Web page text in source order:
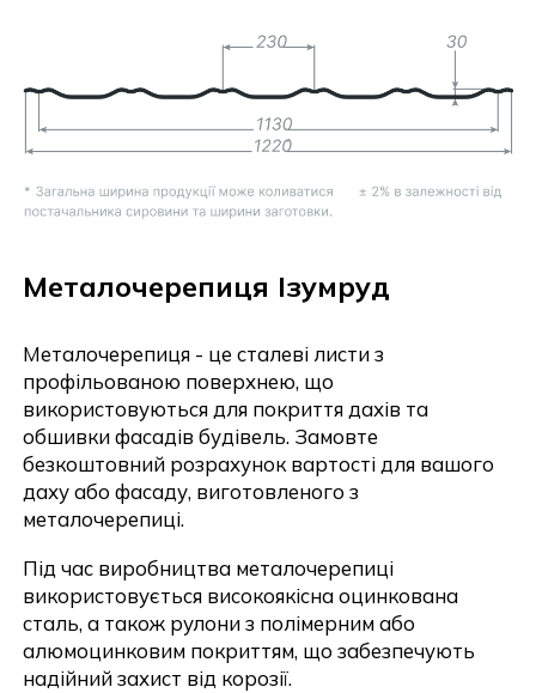
Металочерепиця Ізумруд
Металочерепиця - це сталеві листи з
профільованою поверхнею, що
використовуються для покриття дахів та
обшивки фасадів будівель. Замовте
безкоштовний розрахунок вартості для вашого
даху або фасаду, виготовленого з
металочерепиці.
Під час виробництва металочерепиці
використовується високоякісна оцинкована
сталь, а також рулони з полімерним або
алюмоцинковим покриттям, що забезпечують
надійний захист від корозії.